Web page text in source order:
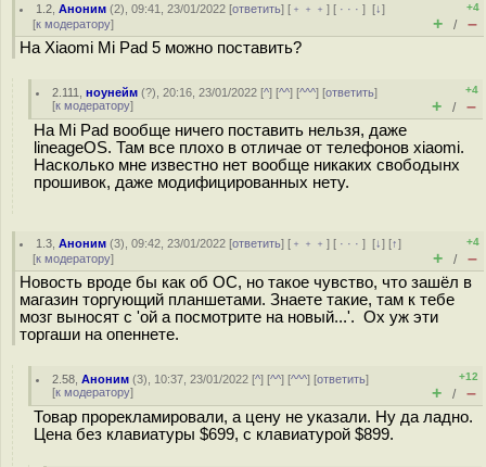
1.2 ,Аноним (2), 09:41, 23/01/2022 [ответить] [ ﹢﹢﹢] [ · · ·][↓]
[к модератору]
+4
+ / –
На Xiaomi Mi Pad 5 можно поставить?
2.111 ,ноунейм (?), 20:16, 23/01/2022 [^] [^^] [^^^] [ответить]
[к модератору]
+4
+ / –
На Mi Pad вообще ничего поставить нельзя, даже
lineageOS. Там все плохо в отличае от телефонов xiaomi.
Насколько мне известно нет вообще никаких свободынх
прошивок, даже модифицированных нету.
1.3 ,Аноним (3), 09:42, 23/01/2022 [ответить] [ ﹢﹢﹢] [ · · ·][↓] [↑]
[к модератору]
+4
+ / –
Новость вроде бы как об ОС, но такое чувство, что зашёл в
магазин торгующий планшетами. Знаете такие, там к тебе
мозг выносят с 'ой а посмотрите на новый...'. Ох уж эти
торгаши на опеннете.
2.58 ,Аноним (3), 10:37, 23/01/2022 [^] [^^] [^^^] [ответить]
[к модератору]
+12
+ / –
Товар прорекламировали, а цену не указали. Ну да ладно.
Цена без клавиатуры $699, с клавиатурой $899.